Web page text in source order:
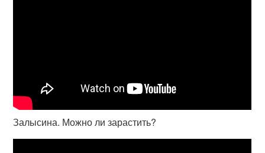
Залысина. Можно ли зарастить?